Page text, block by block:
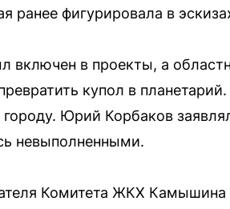
ранее фигурировала в
включен в проекты, а
купол в
Юрий Корбаков
невыполненными.
Комитета ЖКХ Камышина